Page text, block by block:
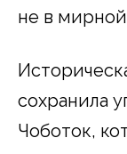
не в
сохранила
Чоботок,